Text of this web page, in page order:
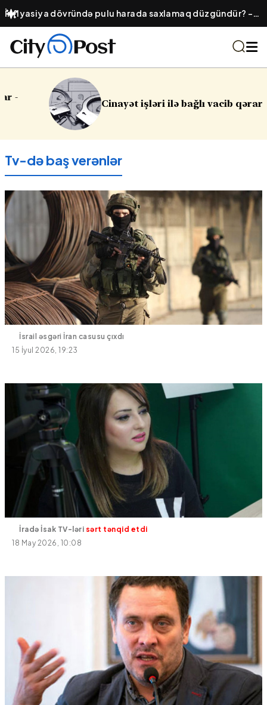
Yeməyi yenidən qızdırarkən edilən xətalar: Hansı ərzaqlar
zəhərə çevrilir?
Cinayət işləri ilə bağlı vacib qərar
Tv-də baş verənlər
İsrail əsgəri İran casusu çıxdı
15 İyul 2026, 19:23
İradə İsak TV-ləri sərt tənqid etdi
18 May 2026, 10:08